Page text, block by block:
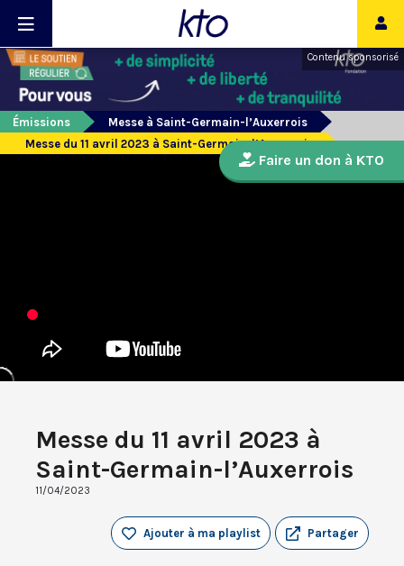
Contenu sponsorisé
Émissions
Messe à Saint-Germain-l’Auxerrois
Messe du 11 avril 2023 à Saint-Germain-l’Auxerrois
Messe du 11 avril 2023 à
Saint-Germain-l’Auxerrois
11/04/2023
Partager
Ajouter à ma playlist
Faire un don à KTO